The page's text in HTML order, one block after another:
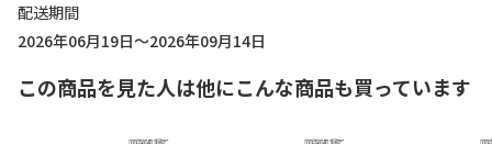
配送期間
2026年06月19日～2026年09月14日
この商品を見た人は他にこんな商品も買っています